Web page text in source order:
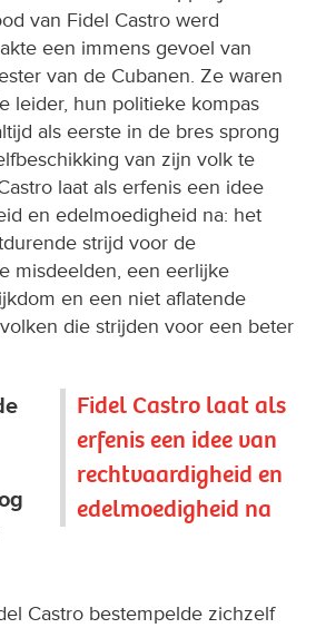
van Fidel Castro werd
een immens gevoel van
van de Cubanen. Ze waren
leider, hun politieke kompas
als eerste in de bres sprong
van zijn volk te
laat als erfenis een idee
en edelmoedigheid na: het
strijd voor de
misdeelden, een eerlijke
en een niet aflatende
die strijden voor een beter
Fidel Castro laat als
erfenis een idee van
rechtvaardigheid en
edelmoedigheid na
Castro bestempelde zichzelf